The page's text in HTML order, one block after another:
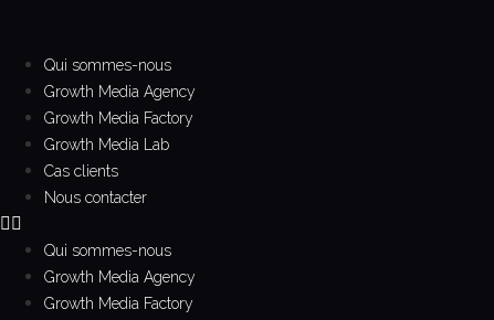
contenuQui sommes-nous
Growth Media Agency
Growth Media Factory
Growth Media Lab
Cas clients
Nous contacter
Qui sommes-nous
Growth Media Agency
Growth Media Factory